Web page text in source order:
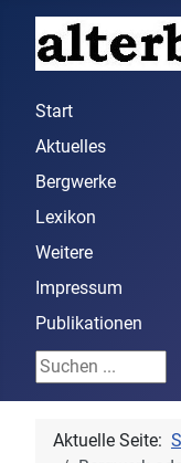
Start
Aktuelles
Bergwerke
Lexikon
Weitere
Impressum
Publikationen
Suchen ...
Aktuelle Seite: